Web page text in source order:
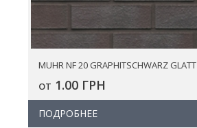
MUHR NF 20 GRAPHITSCHWARZ GLATT
ОТ 1.00 ГРН
ПОДРОБНЕЕ